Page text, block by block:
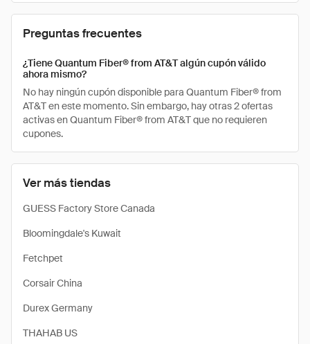
Ver más tiendas
GUESS Factory Store Canada
Bloomingdale's Kuwait
Fetchpet
Corsair China
Durex Germany
THAHAB US
Preguntas frecuentes
¿Tiene Quantum Fiber® from AT&T algún cupón válido
ahora mismo?
No hay ningún cupón disponible para Quantum Fiber® from
AT&T en este momento. Sin embargo, hay otras 2 ofertas
activas en Quantum Fiber® from AT&T que no requieren
cupones.